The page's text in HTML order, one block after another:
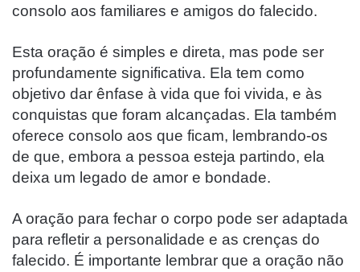
consolo aos familiares e amigos do falecido.
Esta oração é simples e direta, mas pode ser
profundamente significativa. Ela tem como
objetivo dar ênfase à vida que foi vivida, e às
conquistas que foram alcançadas. Ela também
oferece consolo aos que ficam, lembrando-os
de que, embora a pessoa esteja partindo, ela
deixa um legado de amor e bondade.
A oração para fechar o corpo pode ser adaptada
para refletir a personalidade e as crenças do
falecido. É importante lembrar que a oração não